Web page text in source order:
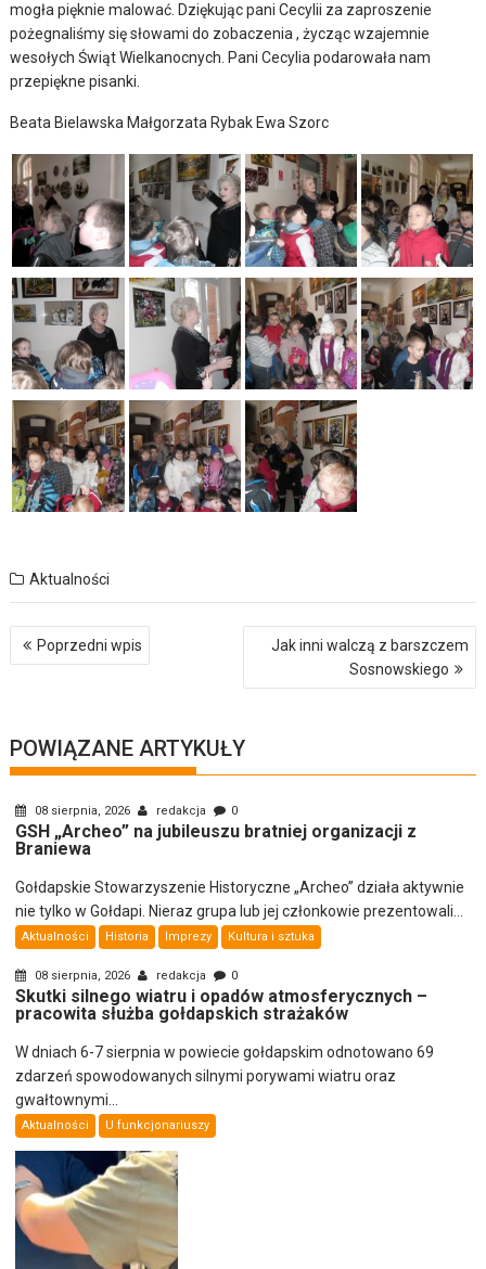
mogła pięknie malować. Dziękując pani Cecylii za zaproszenie
pożegnaliśmy się słowami do zobaczenia , życząc wzajemnie
wesołych Świąt Wielkanocnych. Pani Cecylia podarowała nam
przepiękne pisanki.
Beata Bielawska Małgorzata Rybak Ewa Szorc
Aktualności
Nawigacja
wpisuPoprzedni wpis
Jak inni walczą z barszczem
Sosnowskiego
POWIĄZANE ARTYKUŁY
08 sierpnia, 2026 redakcja 0
GSH „Archeo” na jubileuszu bratniej organizacji z
Braniewa
Gołdapskie Stowarzyszenie Historyczne „Archeo” działa aktywnie
nie tylko w Gołdapi. Nieraz grupa lub jej członkowie prezentowali...
Aktualności Historia Imprezy Kultura i sztuka
08 sierpnia, 2026 redakcja 0
Skutki silnego wiatru i opadów atmosferycznych –
pracowita służba gołdapskich strażaków
W dniach 6-7 sierpnia w powiecie gołdapskim odnotowano 69
zdarzeń spowodowanych silnymi porywami wiatru oraz
gwałtownymi...
Aktualności U funkcjonariuszy